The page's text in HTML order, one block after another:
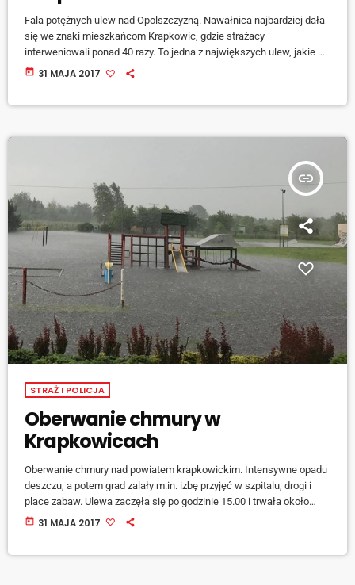
Fala potężnych ulew nad Opolszczyzną. Nawałnica najbardziej dała
się we znaki mieszkańcom Krapkowic, gdzie strażacy
interweniowali ponad 40 razy. To jedna z największych ulew, jakie do
tej pory miały miejsce w powiecie krapkowickim. Zalane zostały
today 31 MAJA 2017
insert_link
STRAŻ I POLICJA
Oberwanie chmury w
Krapkowicach
Oberwanie chmury nad powiatem krapkowickim. Intensywne opadu
deszczu, a potem grad zalały m.in. izbę przyjęć w szpitalu, drogi i
place zabaw. Ulewa zaczęła się po godzinie 15.00 i trwała około
godziny. W Gogolinie wichura powaliła na drogę drzewo, ruch
today 31 MAJA 2017